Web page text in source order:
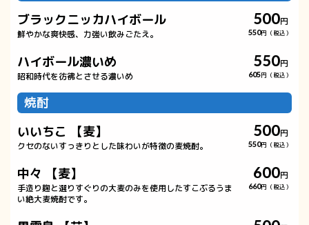
ブラックニッカハイボール
鮮やかな爽快感、力強い飲みごたえ。
500円
550円（税込）
ハイボール濃いめ
昭和時代を彷彿とさせる濃いめ
550円
605円（税込）
焼酎
いいちこ 【麦】
クセのないすっきりとした味わいが特徴の麦焼酎。
500円
550円（税込）
中々 【麦】
手造り麹と選りすぐりの大麦のみを使用したすこぶるうま
い絶大麦焼酎です。
600円
660円（税込）